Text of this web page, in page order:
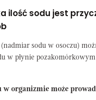
ilość sodu jest
sodu w osoczu)
w płynie
organizmie może